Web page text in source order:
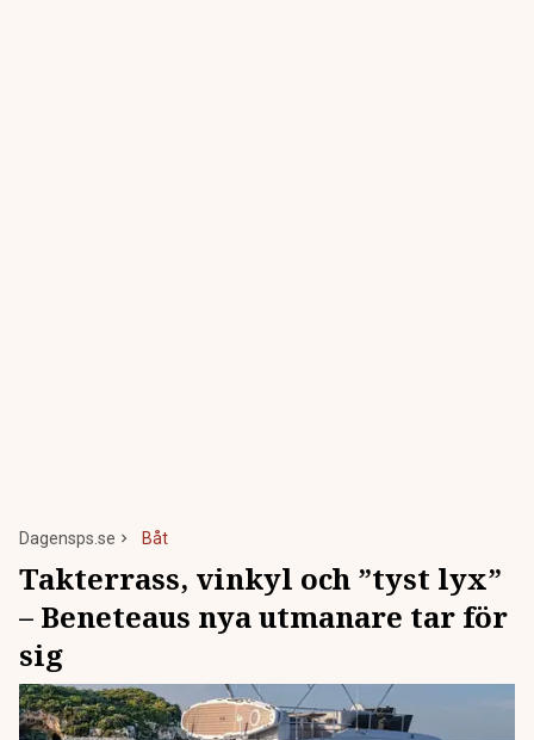
Dagensps.se Båt
Takterrass, vinkyl och ”tyst lyx”
– Beneteaus nya utmanare tar för
sig